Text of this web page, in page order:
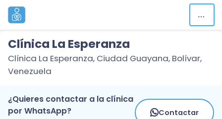
Clínica La Esperanza
Clínica La Esperanza, Ciudad Guayana, Bolívar,
Venezuela
¿Quieres contactar a la clínica
por WhatsApp?
Contactar